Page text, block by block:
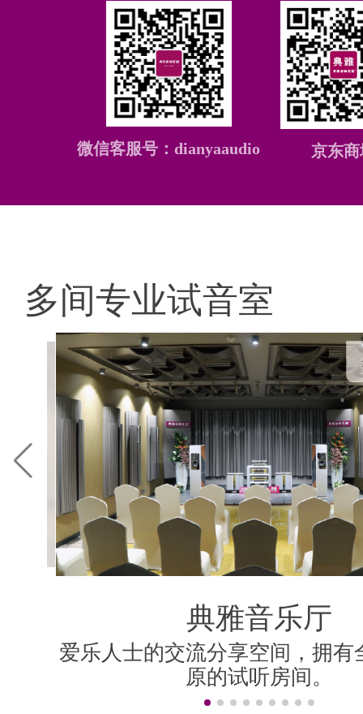
微信客服号：dianyaaudio 京东商
多间专业试音室
香港房
为精巧、简洁、宁静的听音室设
至三人的听音环境。
典雅音乐厅
爱乐人士的交流分享空间，拥有
原的试听房间。
影院房
汇聚Dolby Atmos、DTS:X、
院技术，精准声画移动效
米兰房
主题风格各异的声学房，拥有
间，都以无损声学处理方
伦敦房
设计理念是保持英式贵族风格，
居大厅无异。
上海房
“旧上海”风格，置身其中，轻啜
的乐韵中悠然自得！
柏林房
设计简洁，全房建材主要用白雪
面加上德国式建筑线条图案，
非常时尚。
纽约房
可调音设计，房间的音频响应
的。
好莱坞房
采用 顶级的AV视听器材，营造
效果。
香港房
为精巧、简洁、宁静的听音室设
至三人的听音环境。
典雅音乐厅
爱乐人士的交流分享空间，拥有
原的试听房间。